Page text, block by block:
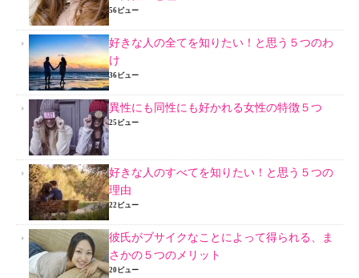
56ビュー
好きな人の全てを知りたい！と思う５つのわ
け
36ビュー
異性にも同性にも好かれる女性の特徴５つ
25ビュー
好きな人のすべてを知りたい！と思う５つの
理由
22ビュー
彼氏がブサイクなことによって得られる、ま
さかの５つのメリット
20ビュー